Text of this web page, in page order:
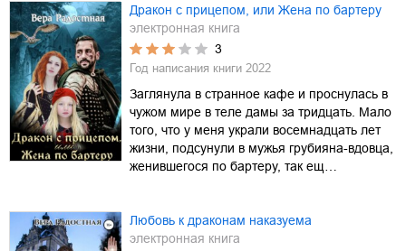
Дракон с прицепом, или Жена по бартеру
электронная книга
3
Год написания книги 2022
Заглянула в странное кафе и проснулась в
чужом мире в теле дамы за тридцать. Мало
того, что у меня украли восемнадцать лет
жизни, подсунули в мужья грубияна-вдовца,
женившегося по бартеру, так ещ…
Любовь к драконам наказуема
электронная книга